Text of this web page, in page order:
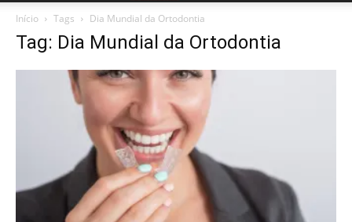
Início Tags Dia Mundial da Ortodontia
Tag: Dia Mundial da Ortodontia